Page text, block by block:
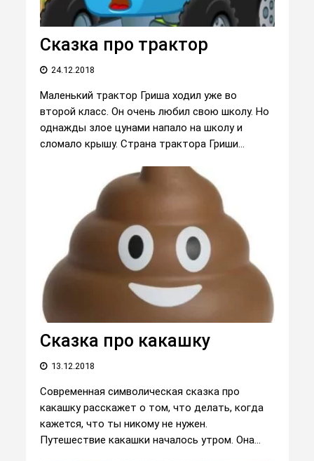
Сказка про трактор
24.12.2018
Маленький трактор Гриша ходил уже во
второй класс. Он очень любил свою школу. Но
однажды злое цунами напало на школу и
сломало крышу. Страна трактора Гриши...
Сказка про какашку
13.12.2018
Современная символическая сказка про
какашку расскажет о том, что делать, когда
кажется, что ты никому не нужен.
Путешествие какашки началось утром. Она...